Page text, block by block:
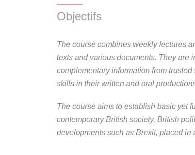
Objectifs
The course combines weekly lectures
texts and various documents. They are
complementary information from
skills in their written and oral
The course aims to establish basic yet
contemporary British society, British
developments such as Brexit, placed in